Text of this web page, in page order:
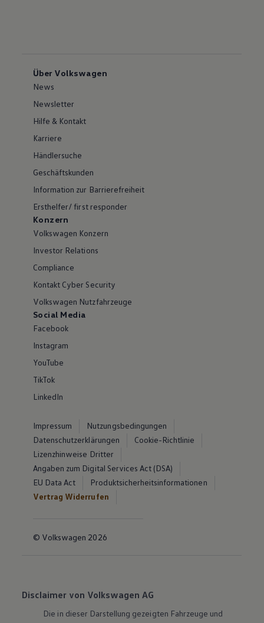
Über Volkswagen
News
Newsletter
Hilfe & Kontakt
Karriere
Händlersuche
Geschäftskunden
Information zur Barrierefreiheit
Ersthelfer/ first responder
Konzern
Volkswagen Konzern
Investor Relations
Compliance
Kontakt Cyber Security
Volkswagen Nutzfahrzeuge
Social Media
Facebook
Instagram
YouTube
TikTok
LinkedIn
Impressum
Nutzungsbedingungen
Datenschutzerklärungen
Cookie-Richtlinie
Lizenzhinweise Dritter
Angaben zum Digital Services Act (DSA)
EU Data Act
Produktsicherheitsinformationen
Vertrag Widerrufen
© Volkswagen 2026
Disclaimer von Volkswagen AG
Die in dieser Darstellung gezeigten Fahrzeuge und